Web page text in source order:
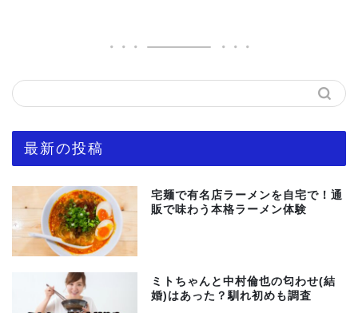
最新の投稿
宅麺で有名店ラーメンを自宅で！通
販で味わう本格ラーメン体験
ミトちゃんと中村倫也の匂わせ(結
婚)はあった？馴れ初めも調査